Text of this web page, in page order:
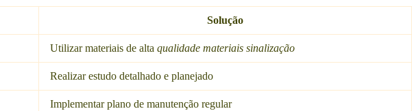
Solução
Utilizar materiais de alta qualidade materiais sinalização
Realizar estudo detalhado e planejado
Implementar plano de manutenção regular